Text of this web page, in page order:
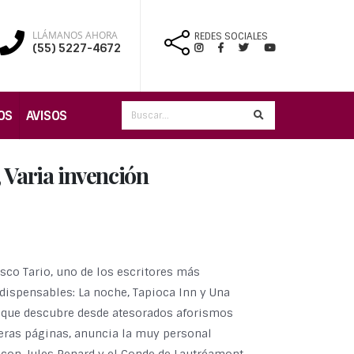
LLÁMANOS AHORA
(55) 5227-4672
REDES SOCIALES
AVISOS
Varia invención
Tario, uno de los escritores más
La noche, Tapioca Inn y Una
descubre desde atesorados aforismos
páginas, anuncia la muy personal